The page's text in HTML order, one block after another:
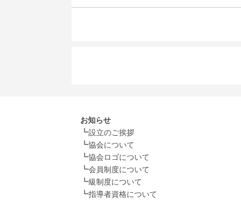
お知らせ
┗設立のご挨拶
┗協会について
┗協会ロゴについて
┗会員制度について
┗級制度について
┗指導者資格について